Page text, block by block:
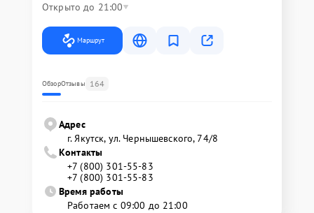
Открыто до 21:00
Маршрут
ОбзорОтзывы 164
Адрес
г. Якутск, ул. Чернышевского, 74/8
Контакты
+7 (800) 301-55-83
+7 (800) 301-55-83
Время работы
Работаем с 09:00 до 21:00